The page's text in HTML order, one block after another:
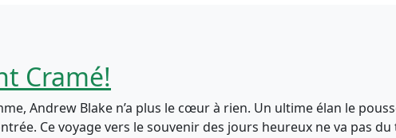
Cramé!
Andrew Blake n’a plus le cœur à rien. Un ultime élan le
Ce voyage vers le souvenir des jours heureux ne va pas